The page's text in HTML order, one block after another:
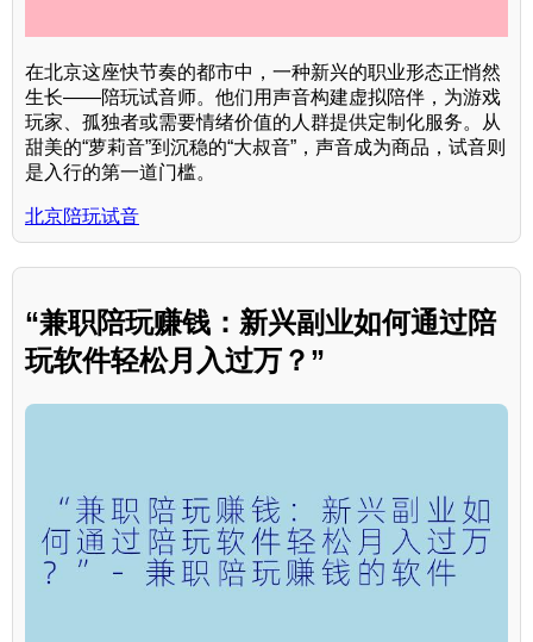
在北京这座快节奏的都市中，一种新兴的职业形态正悄然
生长——陪玩试音师。他们用声音构建虚拟陪伴，为游戏
玩家、孤独者或需要情绪价值的人群提供定制化服务。从
甜美的“萝莉音”到沉稳的“大叔音”，声音成为商品，试音则
是入行的第一道门槛。
北京陪玩试音
“兼职陪玩赚钱：新兴副业如何通过陪
玩软件轻松月入过万？”